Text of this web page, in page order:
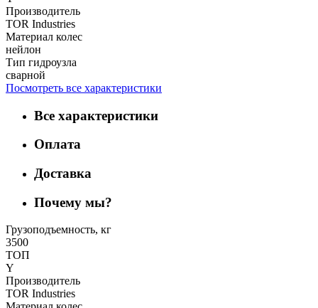
Производитель
TOR Industries
Материал колес
нейлон
Тип гидроузла
сварной
Посмотреть все характеристики
Все характеристики
Оплата
Доставка
Почему мы?
Грузоподъемность, кг
3500
ТОП
Y
Производитель
TOR Industries